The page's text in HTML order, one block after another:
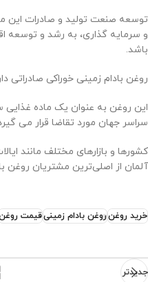
توسعه صنعت تولید و صادرات این
و سرمایه گذاری، به رشد و توسعه
باشد.
روغن بادام زمینی خوراکی صادراتی
این روغن به عنوان یک ماده
سراسر جهان مورد تقاضا قرار می
کشورها و بازارهای مختلف مانند
آلمان از اصلی‌ترین مشتریان روغن
خرید روغنروغن بادام زمینیقیمت
جدیدتر